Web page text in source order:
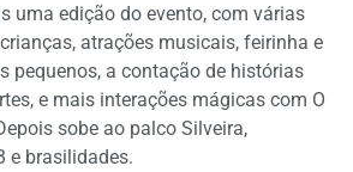
uma edição do evento, com várias
atrações musicais, feirinha e
pequenos, a contação de histórias
e mais interações mágicas com O
sobe ao palco Silveira,
e brasilidades.